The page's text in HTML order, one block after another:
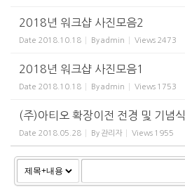
2018년 워크샵 사진모음2
Date 2018.10.18 Byadmin Views 2473
2018년 워크샵 사진모음1
Date 2018.10.18 Byadmin Views 1753
(주)아티오 확장이전 전경 및 기념식
Date 2018.05.28 By 관리자 Views 1955